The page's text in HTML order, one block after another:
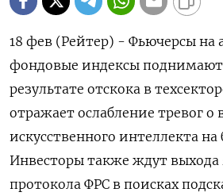
18 фев (Рейтер) - Фьючерсы на
фондовые индексы
результате отскока в
отражает ​ослабление тревог ⁠о
искусственного интеллекта на
Инвесторы также ​ждут выхода
‌протокола ФРС в ​поисках